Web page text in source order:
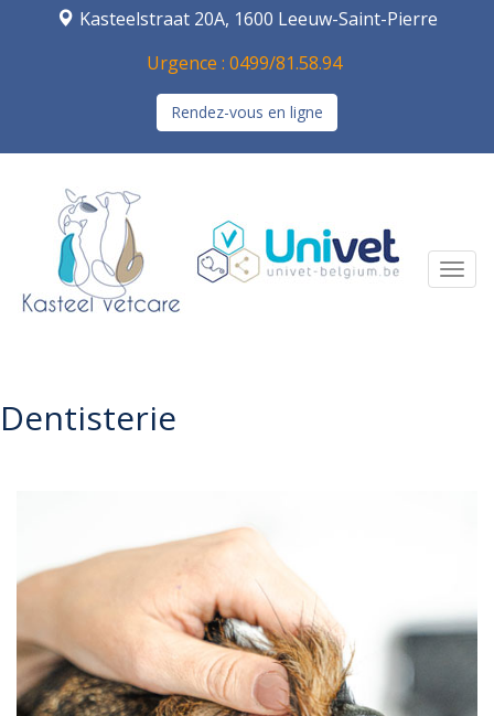
Kasteelstraat 20A, 1600 Leeuw-Saint-Pierre
Urgence : 0499/81.58.94
Rendez-vous en ligne
Dentisterie